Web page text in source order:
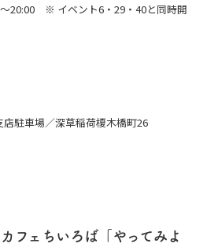
20:00 ※ イベント6・29・40と同時開
駐車場／深草稲荷榎木橋町26
フェちいろば「やってみよ